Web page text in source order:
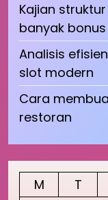
Kajian
banyak bonus
Analisis
slot modern
Cara
restoran
M T